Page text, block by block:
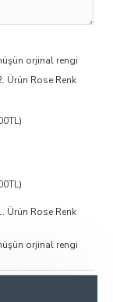
orjinal rengi
Ürün Rose Renk
Ürün Rose Renk
orjinal rengi